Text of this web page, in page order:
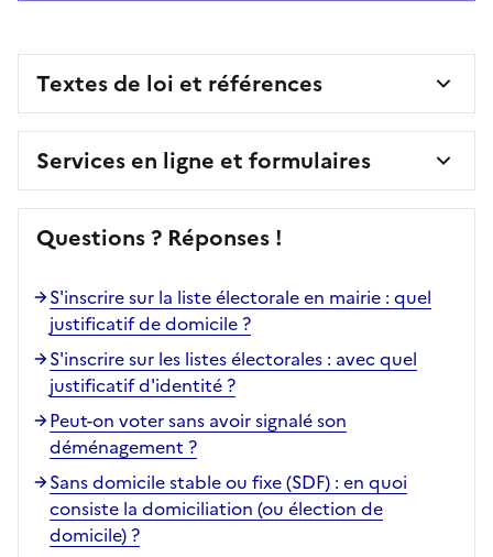
Textes de loi et références
Services en ligne et formulaires
Questions ? Réponses !
S'inscrire sur la liste électorale en mairie : quel
justificatif de domicile ?
S'inscrire sur les listes électorales : avec quel
justificatif d'identité ?
Peut-on voter sans avoir signalé son
déménagement ?
Sans domicile stable ou fixe (SDF) : en quoi
consiste la domiciliation (ou élection de
domicile) ?